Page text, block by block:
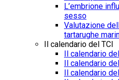
L’embrione
sesso
Valutazione
tartarughe
Il calendario del TCI
Il calendario
Il calendario
Il calendario